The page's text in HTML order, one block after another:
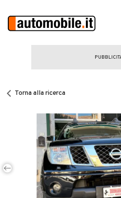
CERCA
Auto Nuove
Noleggio a lungo termine
Auto d'epoca
Moto
Torna alla ricerca